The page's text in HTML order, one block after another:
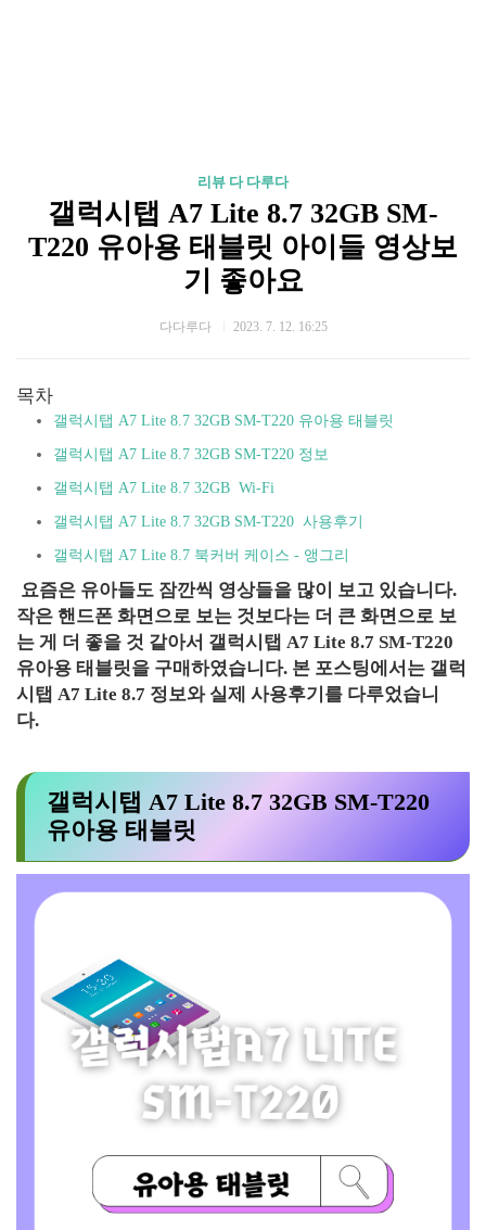
리뷰 다 다루다
갤럭시탭 A7 Lite 8.7 32GB SM-
T220 유아용 태블릿 아이들 영상보
기 좋아요
다다루다 2023. 7. 12. 16:25
목차
갤럭시탭 A7 Lite 8.7 32GB SM-T220 유아용 태블릿
갤럭시탭 A7 Lite 8.7 32GB SM-T220 정보
갤럭시탭 A7 Lite 8.7 32GB Wi-Fi
갤럭시탭 A7 Lite 8.7 32GB SM-T220 사용후기
갤럭시탭 A7 Lite 8.7 북커버 케이스 - 앵그리
요즘은 유아들도 잠깐씩 영상들을 많이 보고 있습니다.
작은 핸드폰 화면으로 보는 것보다는 더 큰 화면으로 보
는 게 더 좋을 것 같아서 갤럭시탭 A7 Lite 8.7 SM-T220
유아용 태블릿을 구매하였습니다. 본 포스팅에서는 갤럭
시탭 A7 Lite 8.7 정보와 실제 사용후기를 다루었습니
다.
갤럭시탭 A7 Lite 8.7 32GB SM-T220
유아용 태블릿